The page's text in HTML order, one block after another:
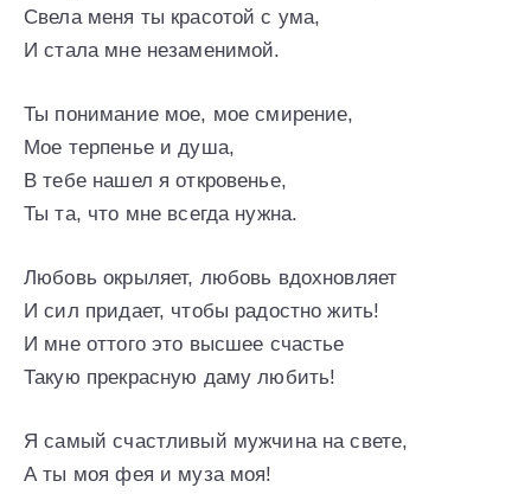
Свела меня ты красотой с ума,
И стала мне незаменимой.
Ты понимание мое, мое смирение,
Мое терпенье и душа,
В тебе нашел я откровенье,
Ты та, что мне всегда нужна.
Любовь окрыляет, любовь вдохновляет
И сил придает, чтобы радостно жить!
И мне оттого это высшее счастье
Такую прекрасную даму любить!
Я самый счастливый мужчина на свете,
А ты моя фея и муза моя!